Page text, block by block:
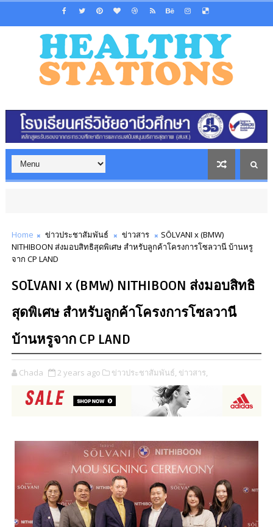
Home ข่าวประชาสัมพันธ์ ข่าวสาร
SŌLVANI x (BMW)
NITHIBOON ส่งมอบสิทธิสุดพิเศษ สำหรับลูกค้าโครงการโซลวานี บ้านหรู
จาก CP LAND
SŌLVANI x (BMW) NITHIBOON ส่งมอบสิทธิ
สุดพิเศษ สำหรับลูกค้าโครงการโซลวานี
บ้านหรูจาก CP LAND
Chada 2 years ago ข่าวประชาสัมพันธ์, ข่าวสาร,